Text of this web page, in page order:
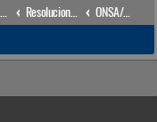
Resoluciones
ONSA/SG
u